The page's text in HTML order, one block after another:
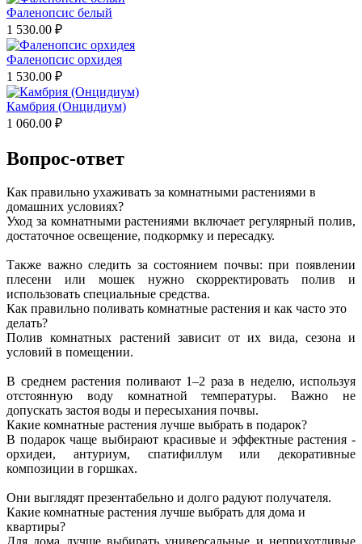
Фаленопсис белый
1 530.00 ₽
Фаленопсис орхидея
1 530.00 ₽
Камбрия (Онцидиум)
1 060.00 ₽
Вопрос-ответ
Как правильно ухаживать за комнатными растениями в
домашних условиях?
Уход за комнатными растениями включает регулярный полив,
достаточное освещение, подкормку и пересадку.
Также важно следить за состоянием почвы: при появлении
плесени или мошек нужно скорректировать полив и
использовать специальные средства.
Как правильно поливать комнатные растения и как часто это
делать?
Полив комнатных растений зависит от их вида, сезона и
условий в помещении.
В среднем растения поливают 1–2 раза в неделю, используя
отстоянную воду комнатной температуры. Важно не
допускать застоя воды и пересыхания почвы.
Какие комнатные растения лучше выбрать в подарок?
В подарок чаще выбирают красивые и эффектные растения -
орхидеи, антуриум, спатифиллум или декоративные
композиции в горшках.
Они выглядят презентабельно и долго радуют получателя.
Какие комнатные растения лучше выбрать для дома и
квартиры?